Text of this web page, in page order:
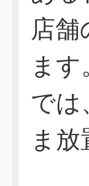
店
ま
では
ま